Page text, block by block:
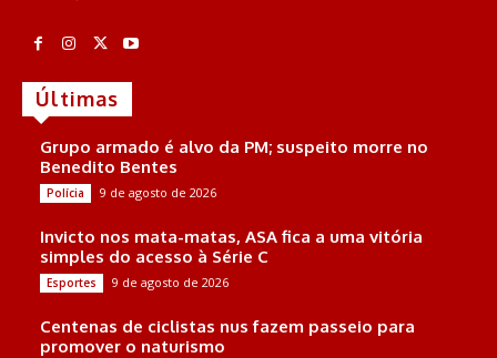
Últimas
Grupo armado é alvo da PM; suspeito morre no
Benedito Bentes
Polícia 9 de agosto de 2026
Invicto nos mata-matas, ASA fica a uma vitória
simples do acesso à Série C
Esportes 9 de agosto de 2026
Centenas de ciclistas nus fazem passeio para
promover o naturismo